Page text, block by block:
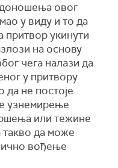
доношења овог
у виду и то да
притвор укинути
на основу
чега налази да
у притвору
да не постоје
узнемирење
или тежине
такво да може
вођење